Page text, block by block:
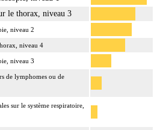
le thorax, niveau 3
niveau 2
niveau 4
niveau 3
de lymphomes ou de
sur le système respiratoire,